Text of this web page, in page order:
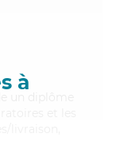
à
un diplôme
et les